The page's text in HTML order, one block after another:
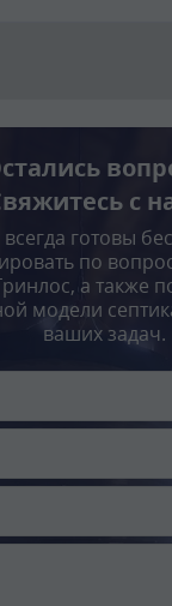
с
готовы
по
а также
модели
ваших задач.